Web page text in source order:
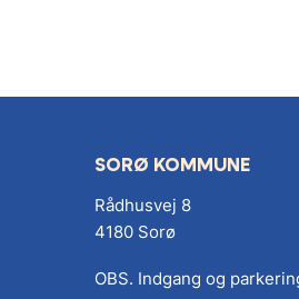
SORØ KOMMUNE
Rådhusvej 8
4180 Sorø
OBS. Indgang og